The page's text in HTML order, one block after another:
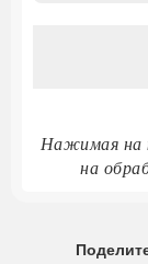
Нажимая на
на